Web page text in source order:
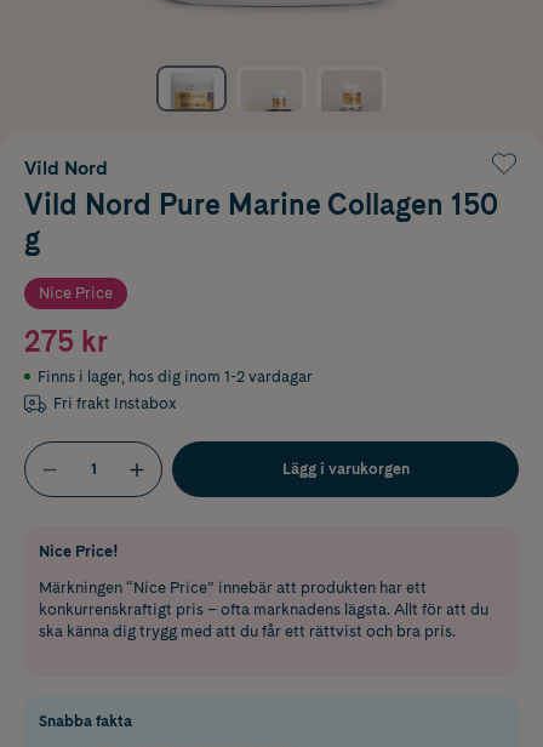
Vild Nord
Vild Nord Pure Marine Collagen 150
g
Nice Price
275 kr
Finns i lager, hos dig inom 1-2 vardagar
Fri frakt Instabox
Lägg i varukorgen
Nice Price!
Märkningen “Nice Price” innebär att produkten har ett
konkurrenskraftigt pris – ofta marknadens lägsta. Allt för att du
ska känna dig trygg med att du får ett rättvist och bra pris.
Snabba fakta